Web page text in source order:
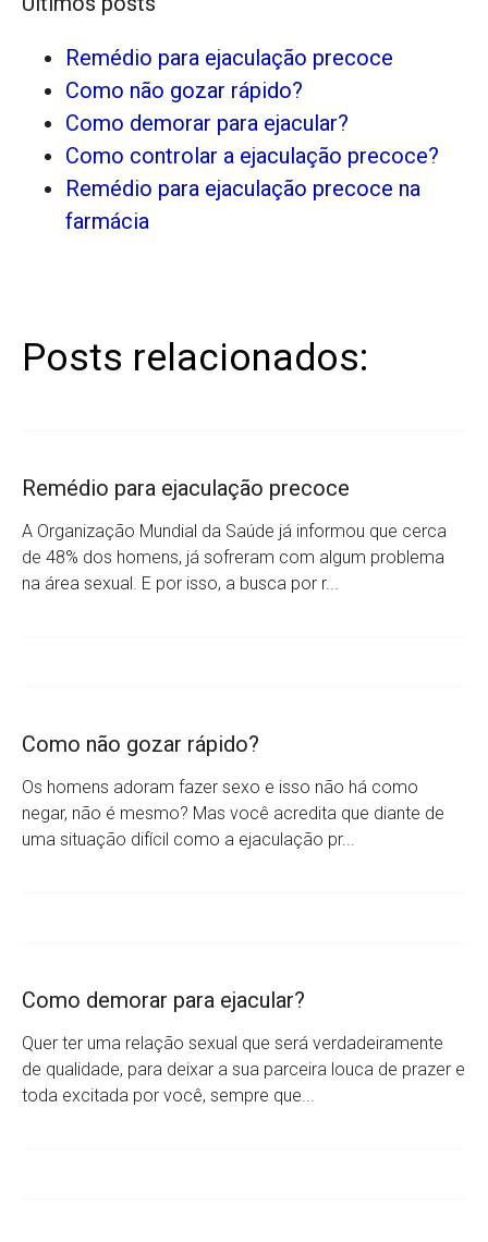
Remédio para ejaculação precoce
Como não gozar rápido?
Como demorar para ejacular?
Como controlar a ejaculação precoce?
Remédio para ejaculação precoce na
farmácia
Posts relacionados:
Remédio para ejaculação precoce
A Organização Mundial da Saúde já informou que cerca
de 48% dos homens, já sofreram com algum problema
na área sexual. E por isso, a busca por r...
Como não gozar rápido?
Os homens adoram fazer sexo e isso não há como
negar, não é mesmo? Mas você acredita que diante de
uma situação difícil como a ejaculação pr...
Como demorar para ejacular?
Quer ter uma relação sexual que será verdadeiramente
de qualidade, para deixar a sua parceira louca de prazer e
toda excitada por você, sempre que...